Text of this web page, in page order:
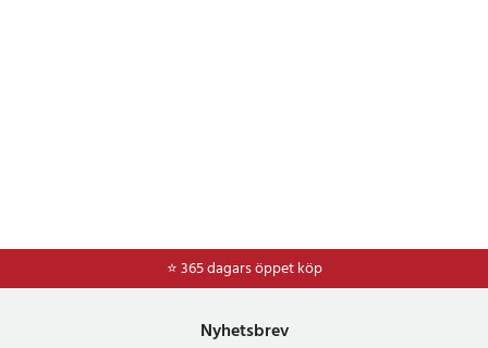
⭐ 365 dagars öppet köp
Nyhetsbrev